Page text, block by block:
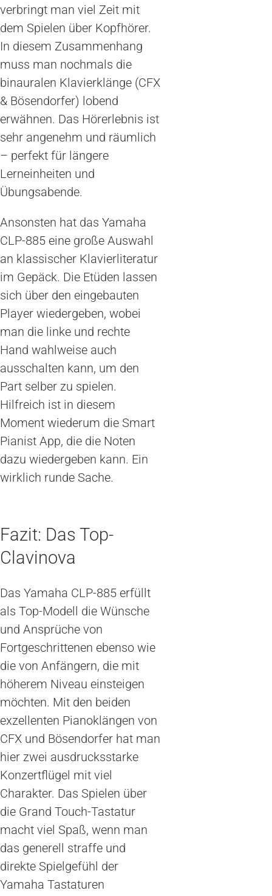
verbringt man viel Zeit mit
dem Spielen über Kopfhörer.
In diesem Zusammenhang
muss man nochmals die
binauralen Klavierklänge (CFX
& Bösendorfer) lobend
erwähnen. Das Hörerlebnis ist
sehr angenehm und räumlich
– perfekt für längere
Lerneinheiten und
Übungsabende.
Ansonsten hat das Yamaha
CLP-885 eine große Auswahl
an klassischer Klavierliteratur
im Gepäck. Die Etüden lassen
sich über den eingebauten
Player wiedergeben, wobei
man die linke und rechte
Hand wahlweise auch
ausschalten kann, um den
Part selber zu spielen.
Hilfreich ist in diesem
Moment wiederum die Smart
Pianist App, die die Noten
dazu wiedergeben kann. Ein
wirklich runde Sache.
Fazit: Das Top-
Clavinova
Das Yamaha CLP-885 erfüllt
als Top-Modell die Wünsche
und Ansprüche von
Fortgeschrittenen ebenso wie
die von Anfängern, die mit
höherem Niveau einsteigen
möchten. Mit den beiden
exzellenten Pianoklängen von
CFX und Bösendorfer hat man
hier zwei ausdrucksstarke
Konzertflügel mit viel
Charakter. Das Spielen über
die Grand Touch-Tastatur
macht viel Spaß, wenn man
das generell straffe und
direkte Spielgefühl der
Yamaha Tastaturen